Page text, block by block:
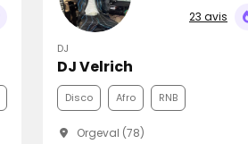
23 avis
DJ
DJ Velrich
Disco Afro RNB
Orgeval (78)